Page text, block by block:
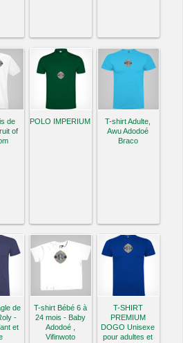
de
of
POLO IMPERIUM
T-shirt Adulte,
Awu Adodoé
Braco
de
-
et
T-shirt Bébé 6 à
24 mois - Baby
Adodoé ,
Vifinwoto
T-SHIRT
PREMIUM
DOGO Unisexe
pour adultes et